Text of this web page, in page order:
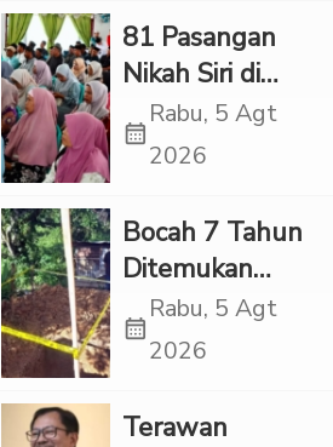
81 Pasangan
Nikah Siri di
Tapsel Ikuti
Sidang Isbat
calendar_month
Rabu, 5 Agt
2026
Bocah 7 Tahun
Ditemukan
Tewas dalam
Sumur di Tapsel,
Kekerasan
calendar_month
Rabu, 5 Agt
2026
Terawan